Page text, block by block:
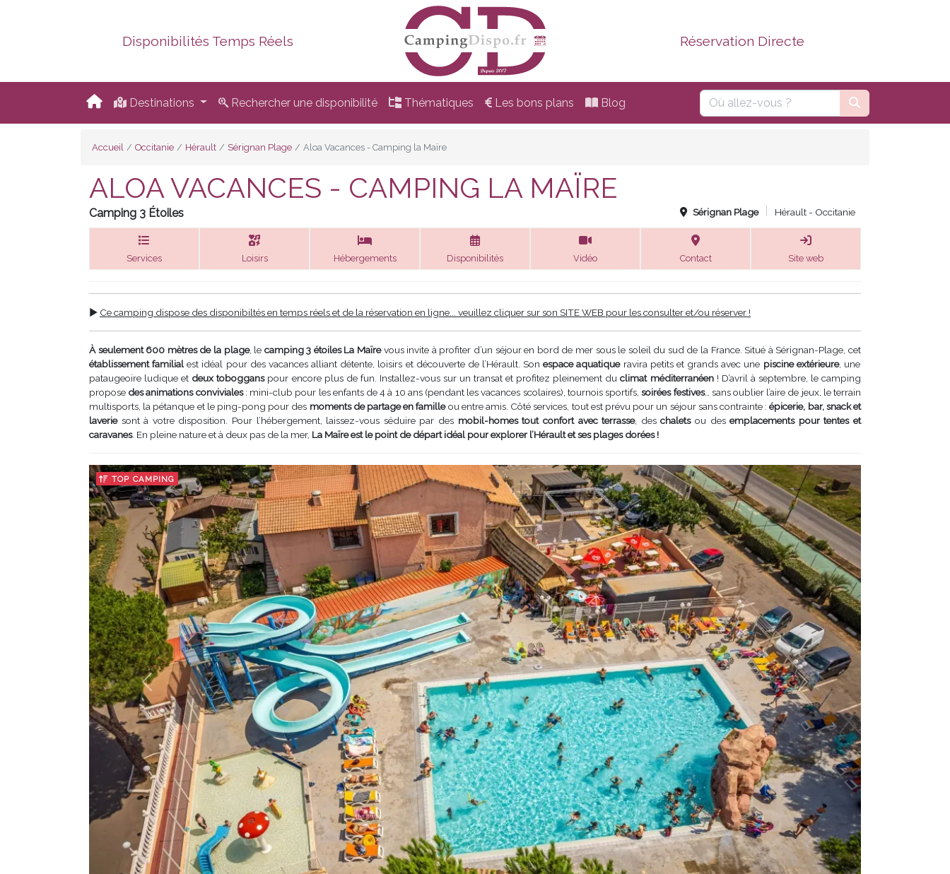
Disponibilités Temps Réels Réservation Directe
Destinations Rechercher une disponibilité Thématiques Les bons plans Blog
Accueil Occitanie Hérault Sérignan Plage Aloa Vacances - Camping la Maïre
ALOA VACANCES - CAMPING LA MAÏRE
Camping 3 Étoiles Sérignan Plage Hérault - Occitanie
Services Loisirs Hébergements Disponibilités Vidéo Contact Site web
► Ce camping dispose des disponibiltés en temps réels et de la réservation en ligne... veuillez cliquer sur son SITE WEB pour les consulter et/ou réserver !
À seulement 600 mètres de la plage, le camping 3 étoiles La Maïrevous invite à profiter d’un séjour en bord de mer sous le soleil du sud de la France. Situé à Sérignan-Plage, cet
établissement familialest idéal pour des vacances alliant détente, loisirs et découverte de l’Hérault. Sonespace aquatiqueravira petits et grands avec une piscine extérieure, une
pataugeoire ludique et deux tobogganspour encore plus de fun. Installez-vous sur un transat et profitez pleinement duclimat méditerranéen! D’avril à septembre, le camping
propose des animations conviviales: mini-club pour les enfants de 4 à 10 ans (pendant les vacances scolaires), tournois sportifs,soirées festives… sans oublier l’aire de jeux, le terrain
multisports, la pétanque et le ping-pong pour des moments de partage en familleou entre amis. Côté services, tout est prévu pour un séjour sans contrainte :épicerie, bar, snack et
laveriesont à votre disposition. Pour l’hébergement, laissez-vous séduire par des mobil-homes tout confort avec terrasse, deschaletsou desemplacements pour tentes et
caravanes. En pleine nature et à deux pas de la mer, La Maïre est le point de départ idéal pour explorer l’Hérault et ses plages dorées !
TOP CAMPING
Précédent Suivant